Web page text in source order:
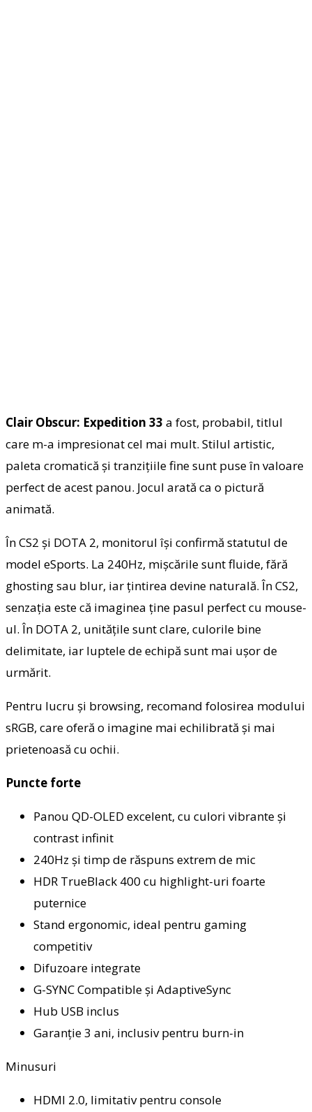
Clair Obscur: Expedition 33 a fost, probabil, titlul
care m-a impresionat cel mai mult. Stilul artistic,
paleta cromatică și tranzițiile fine sunt puse în valoare
perfect de acest panou. Jocul arată ca o pictură
animată.
În CS2 și DOTA 2, monitorul își confirmă statutul de
model eSports. La 240Hz, mișcările sunt fluide, fără
ghosting sau blur, iar țintirea devine naturală. În CS2,
senzația este că imaginea ține pasul perfect cu mouse-
ul. În DOTA 2, unitățile sunt clare, culorile bine
delimitate, iar luptele de echipă sunt mai ușor de
urmărit.
Pentru lucru și browsing, recomand folosirea modului
sRGB, care oferă o imagine mai echilibrată și mai
prietenoasă cu ochii.
Puncte forte
Panou QD-OLED excelent, cu culori vibrante și
contrast infinit
240Hz și timp de răspuns extrem de mic
HDR TrueBlack 400 cu highlight-uri foarte
puternice
Stand ergonomic, ideal pentru gaming
competitiv
Difuzoare integrate
G-SYNC Compatible și AdaptiveSync
Hub USB inclus
Garanție 3 ani, inclusiv pentru burn-in
Minusuri
HDMI 2.0, limitativ pentru console